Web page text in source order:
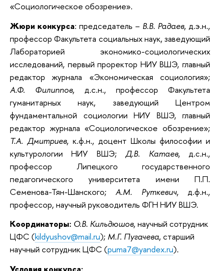
«Социологическое обозрение».
Жюри конкурса: председатель – В.В. Радаев, д.э.н.,
профессор Факультета социальных наук, заведующий
Лабораторией экономико-социологических
исследований, первый проректор НИУ ВШЭ, главный
редактор журнала «Экономическая социология»;
А.Ф. Филиппов, д.с.н., профессор Факультета
гуманитарных наук, заведующий Центром
фундаментальной социологии НИУ ВШЭ, главный
редактор журнала «Социологическое обозрение»;
Т.А. Дмитриев, к.ф.н., доцент Школы философии и
культурологии НИУ ВШЭ; Д.В. Катаев, д.с.н.,
профессор Липецкого государственного
педагогического университета имени П.П.
Семенова-Тян-Шанского; А.М. Руткевич, д.ф.н.,
профессор, научный руководитель ФГН НИУ ВШЭ.
Координаторы: О.В. Кильдюшов, научный сотрудник
ЦФС (kildyushov@mail.ru); М.Г. Пугачева, старший
научный сотрудник ЦФС (puma7@yandex.ru).
Условия конкурса: